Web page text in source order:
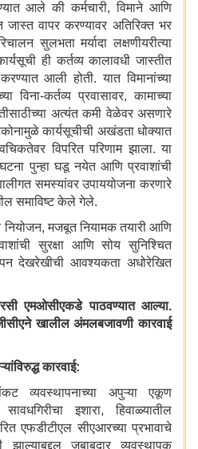
आले की कर्मचारी, विमाने आणि
जास्त वापर करण्यावर अतिरिक्त भर
सुलभता मर्यादा लक्षणीयरीत्या
ही कर्तव्य कालावधी जास्तीत
आली होती. यात विमानांच्या
विना-कर्तव्य प्रवासावर, कामाच्या
अत्यंत कमी वेळेवर असणारे
कार्यसूचीची अखंडता धोक्यात
विपरित परिणाम झाला. या
पुन्हा घडू नयेत आणि प्रवाशांची
समस्यांवर उपाययोजना करणारे
समाविष्ट केले गेले.
नियोजन, मजबूत नियामक तयारी आणि
सुरक्षा आणि सोय सुनिश्चित
देखरेखीची आवश्यकता अधोरेखित
एमओसीएकडे पाठवण्यात आल्या.
खालील अंमलबजावणी कारवाई
कारवाई:
व्यवस्थापनाच्या अपुऱ्या एकूण
इशारा, हिवाळ्यातील
एफडीटीएल सीएआरच्या प्रभावाचे
जबाबदार व्यवस्थापक